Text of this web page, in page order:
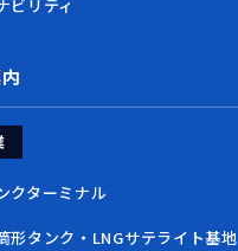
ビリティ
クターミナル
形タンク・LNGサテライト基地